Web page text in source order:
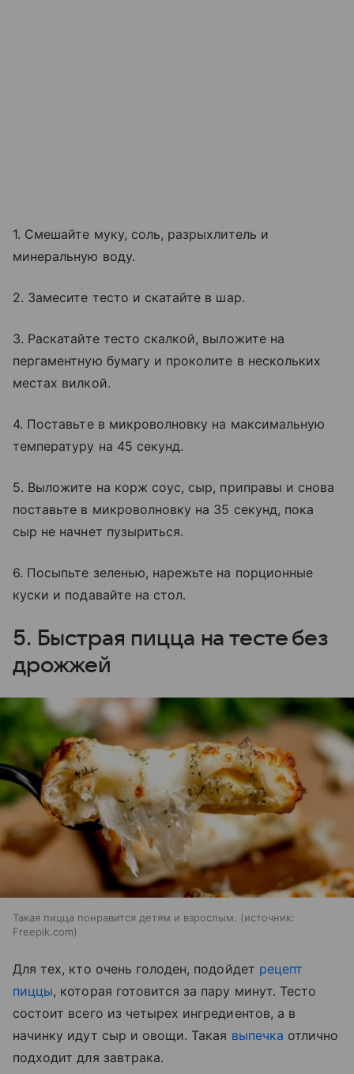
1. Смешайте муку, соль, разрыхлитель и
минеральную воду.
2. Замесите тесто и скатайте в шар.
3. Раскатайте тесто скалкой, выложите на
пергаментную бумагу и проколите в нескольких
местах вилкой.
4. Поставьте в микроволновку на максимальную
температуру на 45 секунд.
5. Выложите на корж соус, сыр, приправы и снова
поставьте в микроволновку на 35 секунд, пока
сыр не начнет пузыриться.
6. Посыпьте зеленью, нарежьте на порционные
куски и подавайте на стол.
5. Быстрая пицца на тесте без
дрожжей
Такая пицца понравится детям и взрослым.
источник:
Freepik.com
Для тех, кто очень голоден, подойдет рецепт
пиццы, которая готовится за пару минут. Тесто
состоит всего из четырех ингредиентов, а в
начинку идут сыр и овощи. Такая выпечка отлично
подходит для завтрака.